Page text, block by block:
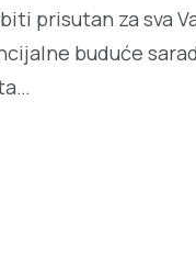
prisutan za sva
buduće